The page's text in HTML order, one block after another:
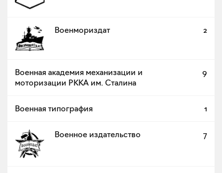
Военмориздат 2
Военная академия механизации и
моторизации РККА им. Сталина
9
Военная типография 1
Военное издательство 7